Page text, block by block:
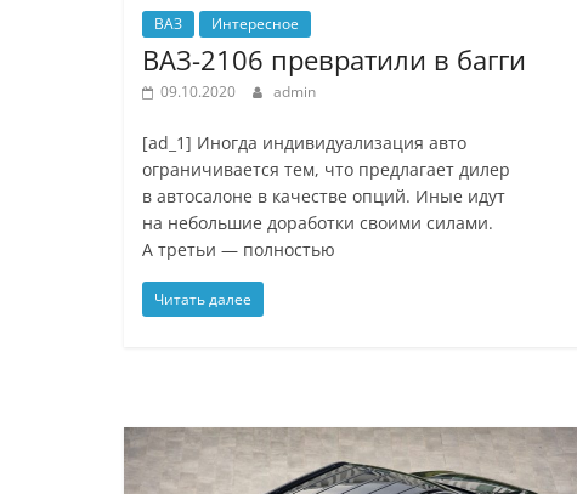
ВАЗ Интересное
ВАЗ-2106 превратили в багги
09.10.2020 admin
[ad_1] Иногда индивидуализация авто
ограничивается тем, что предлагает дилер
в автосалоне в качестве опций. Иные идут
на небольшие доработки своими силами.
А третьи — полностью
Читать далее